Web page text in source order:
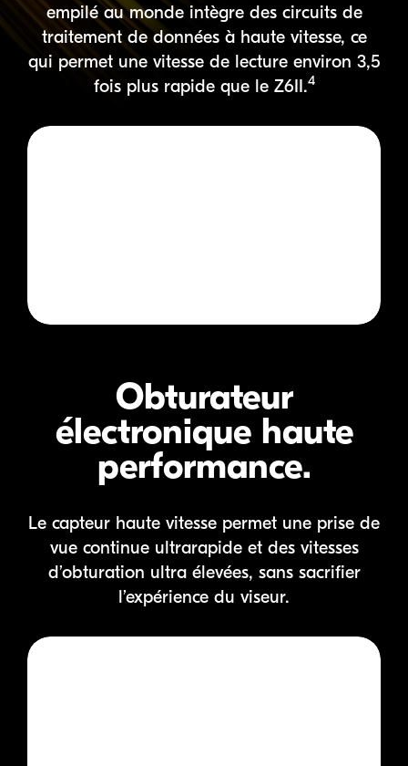
empilé au monde intègre des circuits de
traitement de données à haute vitesse, ce
qui permet une vitesse de lecture environ 3,5
fois plus rapide que le Z6II.4
Obturateur
électronique haute
performance.
Le capteur haute vitesse permet une prise de
vue continue ultrarapide et des vitesses
d’obturation ultra élevées, sans sacrifier
l’expérience du viseur.